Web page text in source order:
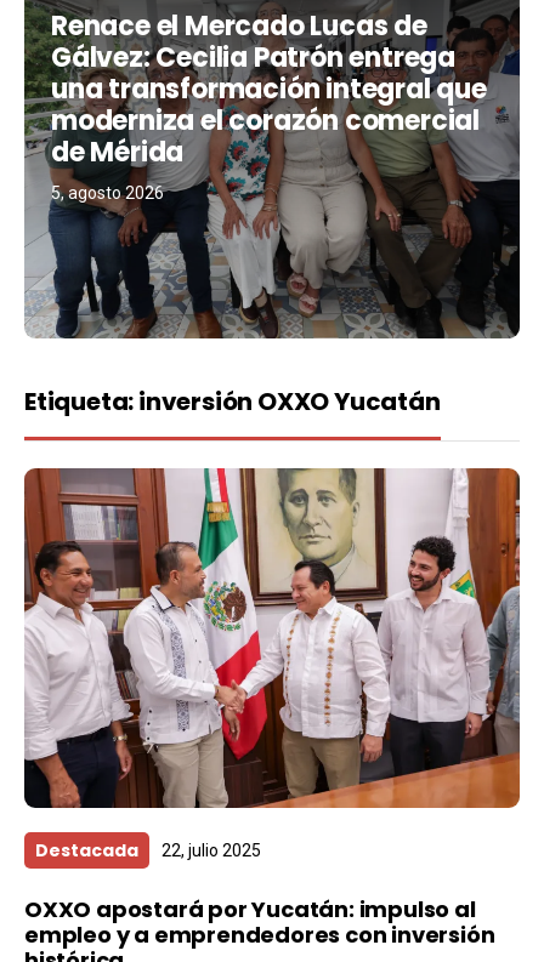
Renace el Mercado Lucas de
Gálvez: Cecilia Patrón entrega
una transformación integral que
moderniza el corazón comercial
de Mérida
5, agosto 2026
Etiqueta:inversión OXXO Yucatán
Destacada 22, julio 2025
OXXO apostará por Yucatán: impulso al
empleo y a emprendedores con inversión